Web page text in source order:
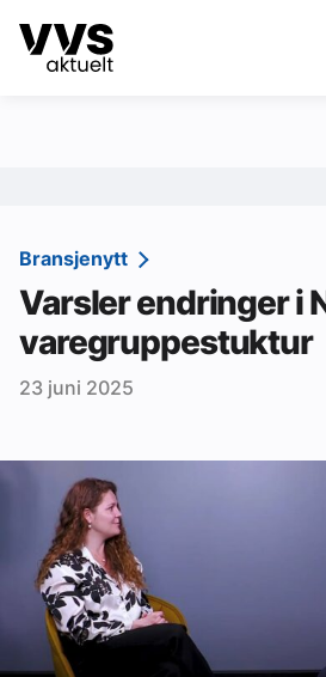
Kategorier
Sanitær
Ventilasjon
Varme og energi
Byggautomasjon
Aktuelle prosjekter
Om VVS Aktuelt
Kontakt oss:
Abonner på fagbladet Byggfakta
Bransjenytt
Varsler endringer i
varegruppestuktur
23 juni 2025